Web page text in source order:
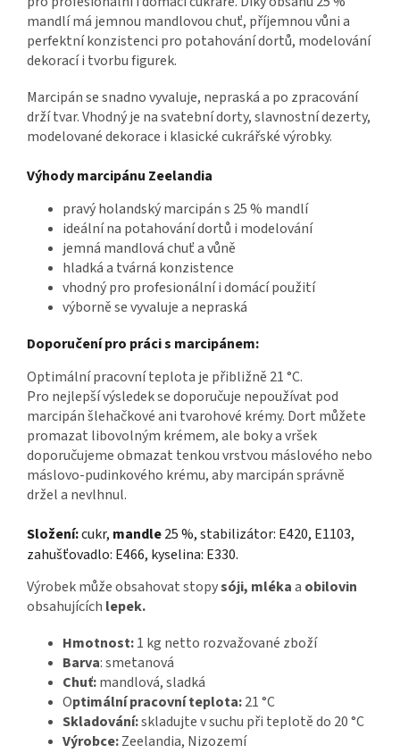
mandlí má jemnou mandlovou chuť, příjemnou vůni a
perfektní konzistenci pro potahování dortů, modelování
dekorací i tvorbu figurek.
Marcipán se snadno vyvaluje, nepraská a po zpracování
drží tvar. Vhodný je na svatební dorty, slavnostní dezerty,
modelované dekorace i klasické cukrářské výrobky.
Výhody marcipánu Zeelandia
pravý holandský marcipán s 25 % mandlí
ideální na potahování dortů i modelování
jemná mandlová chuť a vůně
hladká a tvárná konzistence
vhodný pro profesionální i domácí použití
výborně se vyvaluje a nepraská
Doporučení pro práci s marcipánem:
Optimální pracovní teplota je přibližně 21 °C.
Pro nejlepší výsledek se doporučuje nepoužívat pod
marcipán šlehačkové ani tvarohové krémy. Dort můžete
promazat libovolným krémem, ale boky a vršek
doporučujeme obmazat tenkou vrstvou máslového nebo
máslovo-pudinkového krému, aby marcipán správně
držel a nevlhnul.
Složení:cukr, mandle25 %, stabilizátor: E420, E1103,
zahušťovadlo: E466, kyselina: E330.
Výrobek může obsahovat stopysóji, mlékaa obilovin
obsahujících lepek.
Hmotnost:1 kg netto rozvažované zboží
Barva: smetanová
Chuť:mandlová, sladká
Optimální pracovní teplota:21 °C
Skladování:skladujte v suchu při teplotě do 20 °C
Výrobce:Zeelandia, Nizozemí